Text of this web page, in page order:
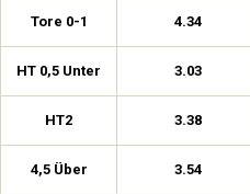
Tore 0-1 4.34
HT 0,5 Unter 3.03
HT2 3.38
4,5 Über 3.54